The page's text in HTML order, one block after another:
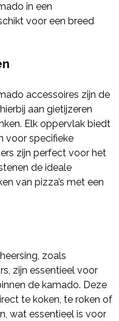
in een
voor een breed
accessoires zijn de
aan gietijzeren
Elk oppervlak biedt
voor specifieke
zijn perfect voor het
de ideale
van pizza’s met een
zoals
zijn essentieel voor
de kamado. Deze
te koken, te roken of
wat essentieel is voor